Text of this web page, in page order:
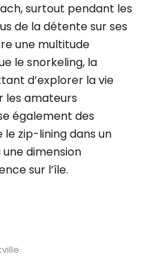
surtout pendant les
de la détente sur ses
une multitude
le snorkeling, la
d’explorer la vie
les amateurs
également des
zip-lining dans un
dimension
sur l’île.